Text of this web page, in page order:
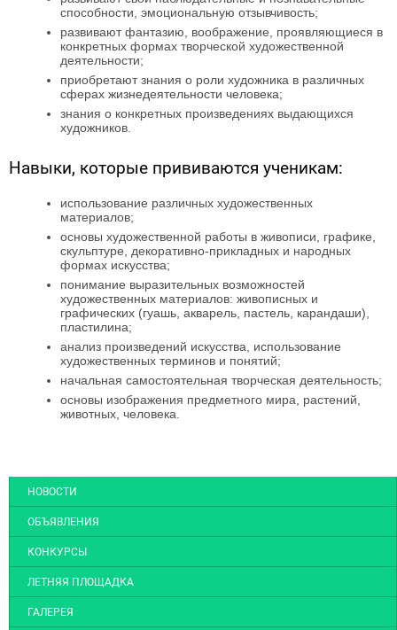
способности, эмоциональную отзывчивость;
развивают фантазию, воображение, проявляющиеся в
конкретных формах творческой художественной
деятельности;
приобретают знания о роли художника в различных
сферах жизнедеятельности человека;
знания о конкретных произведениях выдающихся
художников.
Навыки, которые прививаются ученикам:
использование различных художественных
материалов;
основы художественной работы в живописи, графике,
скульптуре, декоративно-прикладных и народных
формах искусства;
понимание выразительных возможностей
художественных материалов: живописных и
графических (гуашь, акварель, пастель, карандаши),
пластилина;
анализ произведений искусства, использование
художественных терминов и понятий;
начальная самостоятельная творческая деятельность;
основы изображения предметного мира, растений,
животных, человека.
НОВОСТИ
ОБЪЯВЛЕНИЯ
КОНКУРСЫ
ЛЕТНЯЯ ПЛОЩАДКА
ГАЛЕРЕЯ